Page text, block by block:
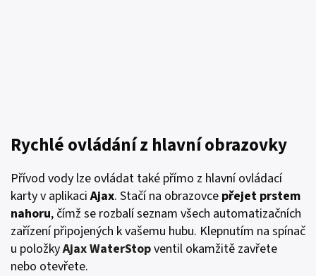
Rychlé ovládání z hlavní obrazovky
Přívod vody lze ovládat také přímo z hlavní ovládací
karty v aplikaciAjax. Stačí na obrazovce přejet prstem
nahoru, čímž se rozbalí seznam všech automatizačních
zařízení připojených k vašemu hubu. Klepnutím na spínač
u položkyAjax WaterStopventil okamžitě zavřete
nebo otevřete.